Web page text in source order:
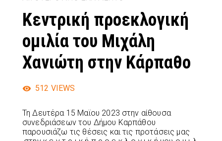
Κεντρική προεκλογική
ομιλία του Μιχάλη
Χανιώτη στην Κάρπαθο
512 VIEWS
Τη Δευτέρα 15 Μαϊου 2023 στην αίθουσα
συνεδριάσεων του Δήμου Καρπάθου
παρουσιάζω τις θέσεις και τις προτάσεις μας